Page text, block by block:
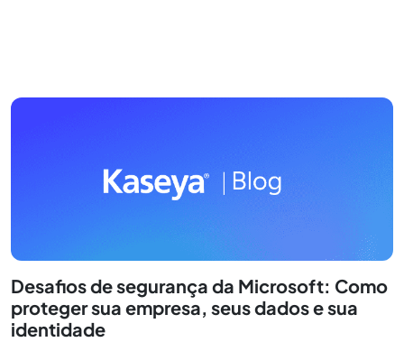
Desafios de segurança da Microsoft: Como
proteger sua empresa, seus dados e sua
identidade